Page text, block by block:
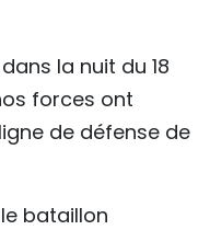
la nuit du 18
forces ont
de défense de
bataillon